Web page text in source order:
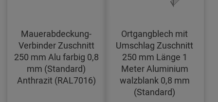
Mauerabdeckung-
Verbinder Zuschnitt
250 mm Alu farbig 0,8
mm (Standard)
Anthrazit (RAL7016)
Ortgangblech mit
Umschlag Zuschnitt
250 mm Länge 1
Meter Aluminium
walzblank 0,8 mm
(Standard)